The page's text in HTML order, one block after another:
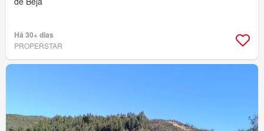
Há 30+ dias
PROPERSTAR